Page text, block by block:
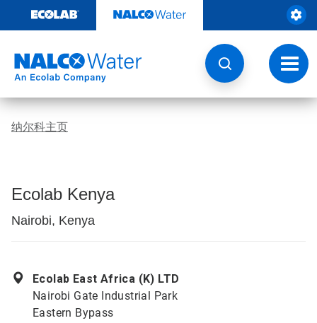
至
切
换
导
航
纳尔科主页
Ecolab Kenya
Nairobi, Kenya
Ecolab East Africa (K) LTD
Nairobi Gate Industrial Park
Eastern Bypass